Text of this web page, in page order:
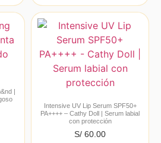
|
Intensive UV Lip Serum SPF50+
PA++++ – Cathy Doll | Serum labial
con protección
S/ 60.00